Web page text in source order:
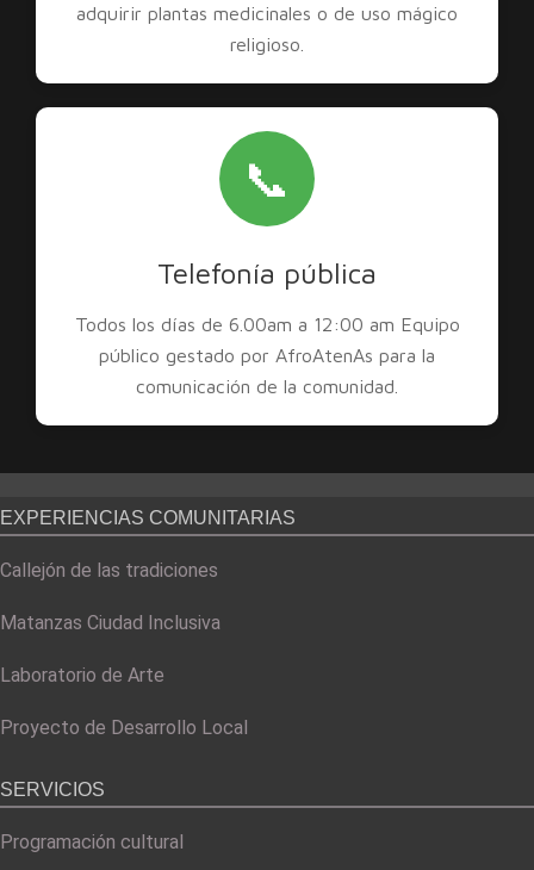
adquirir plantas medicinales o de uso mágico
religioso.
📞
Telefonía pública
Todos los días de 6.00am a 12:00 am Equipo
público gestado por AfroAtenAs para la
comunicación de la comunidad.
EXPERIENCIAS COMUNITARIAS
Callejón de las tradiciones
Matanzas Ciudad Inclusiva
Laboratorio de Arte
Proyecto de Desarrollo Local
SERVICIOS
Programación cultural